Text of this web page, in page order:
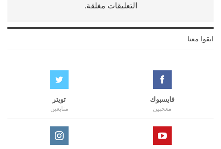
التعليقات مغلقة.
ابقوا معنا
فايسبوك
معجبين
تويتر
متابعين